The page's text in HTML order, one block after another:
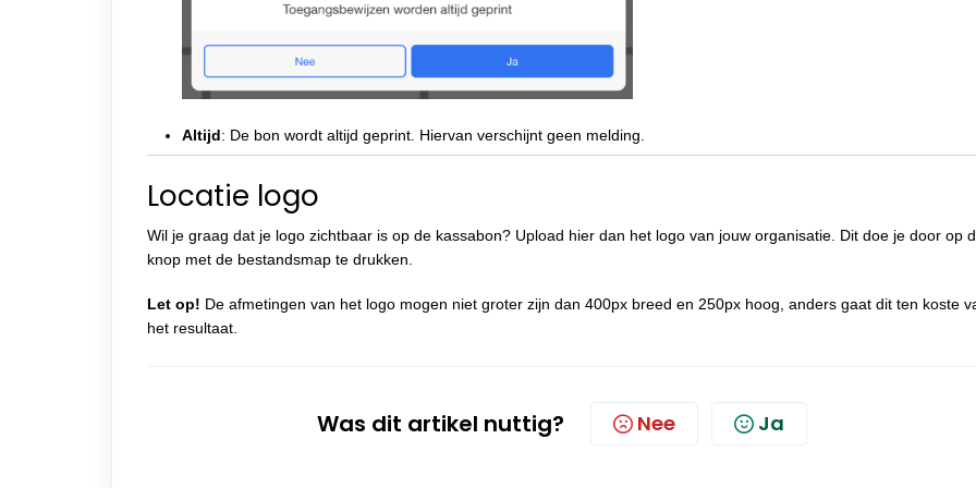
Altijd: De bon wordt altijd geprint. Hiervan verschijnt geen melding.
Locatie logo
Wil je graag dat je logo zichtbaar is op de kassabon? Upload hier dan het logo van jouw organisatie. Dit doe je door op
knop met de bestandsmap te drukken.
Let op! De afmetingen van het logo mogen niet groter zijn dan 400px breed en 250px hoog, anders gaat dit ten koste
het resultaat.
Was dit artikel nuttig? Nee Ja